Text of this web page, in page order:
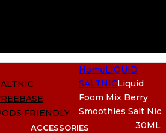
FRIENDLY
ACCESSORIES
HomeLIQUID
SALTNICLiquid
Foom Mix Berry
Smoothies Salt Nic
30ML